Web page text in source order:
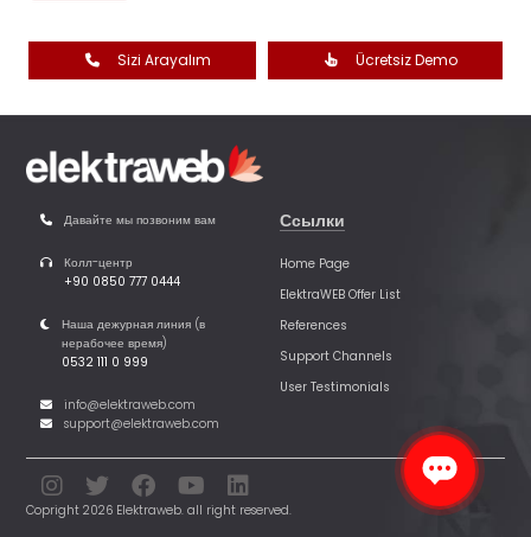
Sizi Arayalım Ücretsiz Demo
Давайте мы позвоним вам
Колл-центр
+90 0850 777 0444
Наша дежурная линия (в
нерабочее время)
0532 111 0 999
info@elektraweb.com
support@elektraweb.com
Ссылки
Home Page
ElektraWEB Offer List
References
Support Channels
User Testimonials
Copright 2026 Elektraweb. all right reserved.